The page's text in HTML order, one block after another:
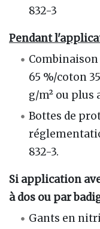
832-3
Pendant
65 %/coton
g/m² ou
Bottes de
832-3.
Si application
à dos ou par
Gants en